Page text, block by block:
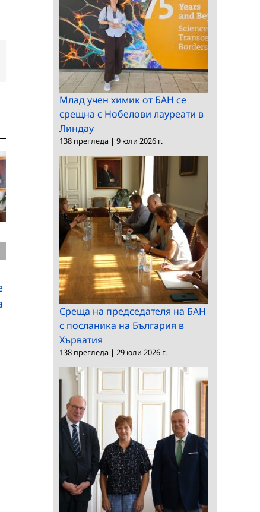
БАН и Областна
администрация –
Пловдив подписаха
Меморандум за
сътрудничество
Нови открития от
находището на
динозаври в района
на Трън
Млад учен химик от БАН се
срещна с Нобелови лауреати в
Линдау
138 прегледа | 9 юли 2026 г.
Среща на председателя на БАН
с посланика на България в
Хърватия
138 прегледа | 29 юли 2026 г.